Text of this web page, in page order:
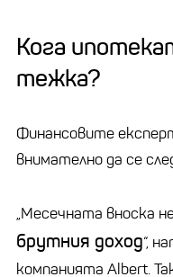
Кога
тежка?
Финансовите
внимателно да се
„Месечната вноска
брутния доход“,
компанията Albert.